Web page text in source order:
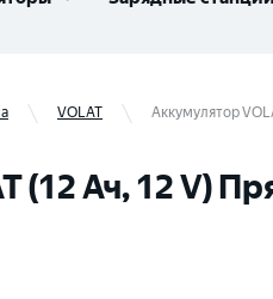
VOLAT Аккумулятор
(12 Ач, 12 V)